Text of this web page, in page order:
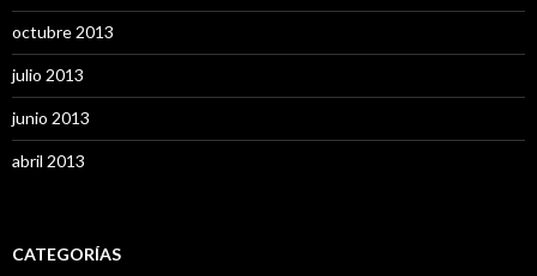
octubre 2013
julio 2013
junio 2013
abril 2013
CATEGORÍAS